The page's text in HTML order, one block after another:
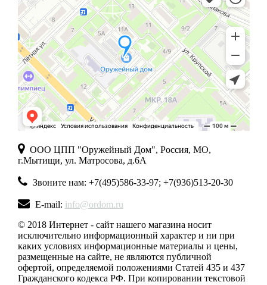
ООО ЦПП "Оружейный Дом", Россия, МО,
г.Мытищи, ул. Матросова, д.6А
Звоните нам: +7(495)586-33-97; +7(936)513-20-30
E-mail: info@ordom.ru
© 2018 Интернет - сайт нашего магазина носит
исключительно информационный характер и ни при
каких условиях информационные материалы и цены,
размещенные на сайте, не являются публичной
офертой, определяемой положениями Статей 435 и 437
Гражданского кодекса РФ. При копировании текстовой